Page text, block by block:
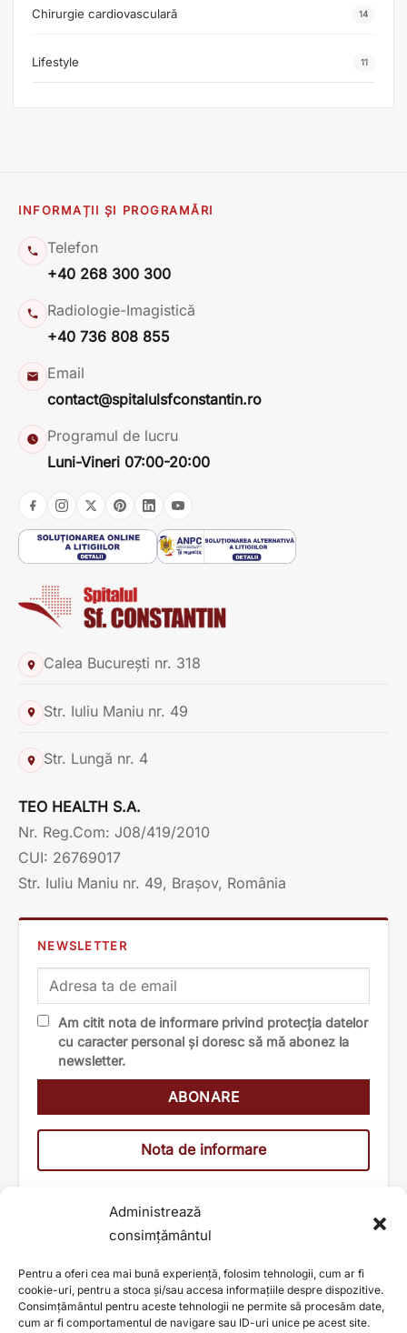
Administrează
consimțământul
Pentru a oferi cea mai bună experiență, folosim tehnologii, cum ar fi
cookie-uri, pentru a stoca și/sau accesa informațiile despre dispozitive.
Consimțământul pentru aceste tehnologii ne permite să procesăm date,
cum ar fi comportamentul de navigare sau ID-uri unice pe acest site.
Chirurgie cardiovasculară 14
Lifestyle 11
INFORMAȚII ȘI PROGRAMĂRI
Telefon
+40 268 300 300
Radiologie-Imagistică
+40 736 808 855
Email
contact@spitalulsfconstantin.ro
Programul de lucru
Luni-Vineri 07:00-20:00
Calea București nr. 318
Str. Iuliu Maniu nr. 49
Str. Lungă nr. 4
TEO HEALTH S.A.
Nr. Reg.Com: J08/419/2010
CUI: 26769017
Str. Iuliu Maniu nr. 49, Brașov, România
NEWSLETTER
Am citit nota de informare privind protecția datelor
cu caracter personal și doresc să mă abonez la
newsletter.
Nota de informare